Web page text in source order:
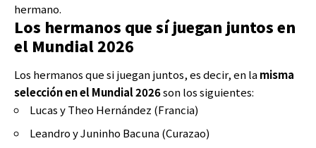
hermano.
Los hermanos que sí juegan juntos en
el Mundial 2026
Los hermanos que si juegan juntos, es decir, en lamisma
selección en el Mundial 2026son los siguientes:
Lucas y Theo Hernández (Francia)
Leandro y Juninho Bacuna (Curazao)